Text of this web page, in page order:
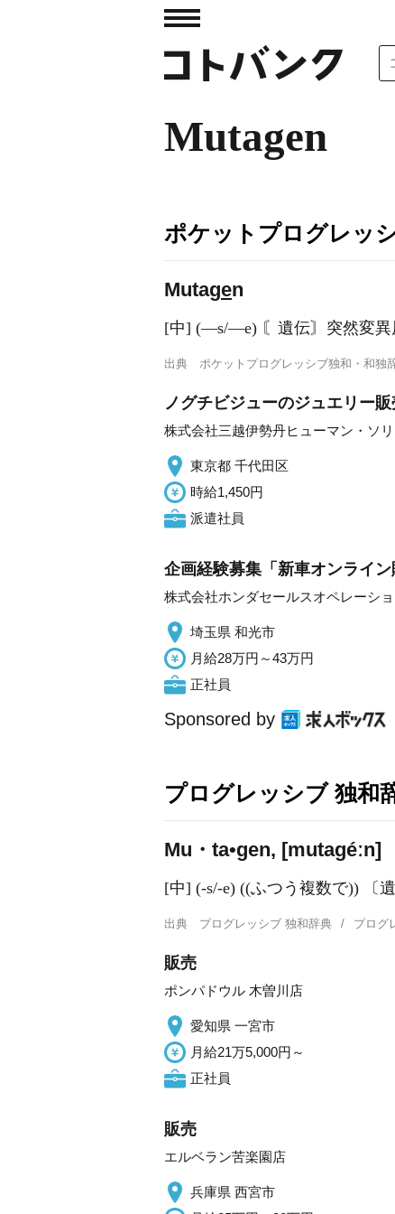
Mutagen
ポケットプログレッ
Mutagen
[中] (―s/―e) 〘遺伝〙突然変異
出典 ポケットプログレッシブ独和・和独
ノグチビジューのジュエリー
株式会社三越伊勢丹ヒューマン・ソ
東京都 千代田区
時給1,450円
派遣社員
企画経験募集「新車オンライ
株式会社ホンダセールスオペレーシ
埼玉県 和光市
月給28万円～43万円
正社員
Sponsored by
プログレッシブ 独和
Mu・ta•gen, [mutaɡéːn]
[中] (-s/-e) ((ふつう複数で)) 〔
出典 プログレッシブ 独和辞典 プログ
販売
ポンパドウル 木曽川店
愛知県 一宮市
月給21万5,000円～
正社員
販売
エルベラン苦楽園店
兵庫県 西宮市